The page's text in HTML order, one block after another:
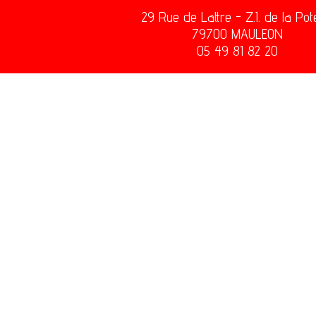
05 49 81 82 20
29 Rue de Lattre - Z.I. de la
79700 MAULEON